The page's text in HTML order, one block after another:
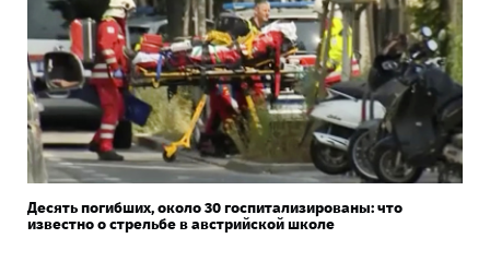
Десять погибших, около 30 госпитализированы: что
известно о стрельбе в австрийской школе